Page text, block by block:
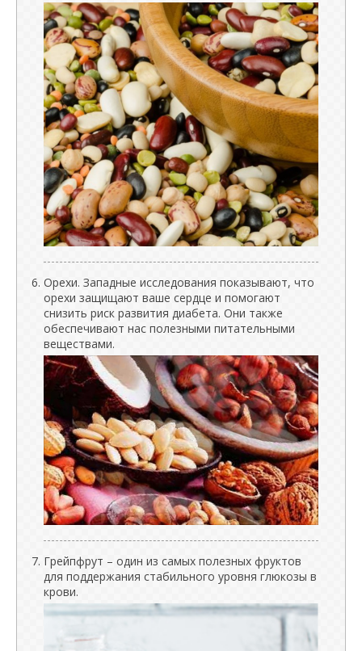
Орехи. Западные исследования показывают, что
орехи защищают ваше сердце и помогают
снизить риск развития диабета. Они также
обеспечивают нас полезными питательными
веществами.
Грейпфрут – один из самых полезных фруктов
для поддержания стабильного уровня глюкозы в
крови.